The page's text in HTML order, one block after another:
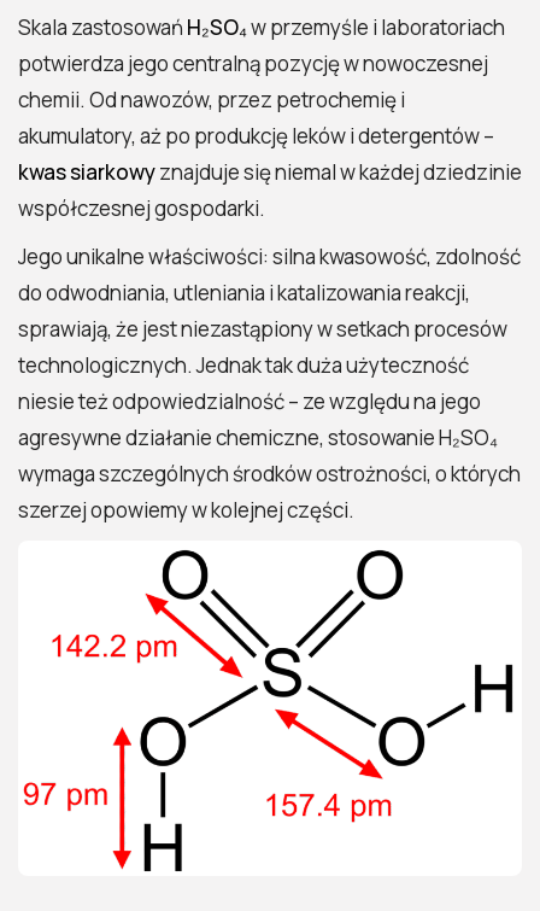
Skala zastosowań H₂SO₄w przemyśle i laboratoriach
potwierdza jego centralną pozycję w nowoczesnej
chemii. Od nawozów, przez petrochemię i
akumulatory, aż po produkcję leków i detergentów –
kwas siarkowyznajduje się niemal w każdej dziedzinie
współczesnej gospodarki.
Jego unikalne właściwości: silna kwasowość, zdolność
do odwodniania, utleniania i katalizowania reakcji,
sprawiają, że jest niezastąpiony w setkach procesów
technologicznych. Jednak tak duża użyteczność
niesie też odpowiedzialność – ze względu na jego
agresywne działanie chemiczne, stosowanie H₂SO₄
wymaga szczególnych środków ostrożności, o których
szerzej opowiemy w kolejnej części.